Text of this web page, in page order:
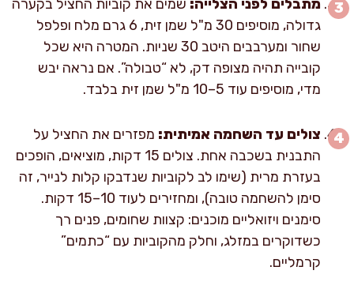
מתבלים לפני הצלייה: שמים את קוביות החציל בקערה
גדולה, מוסיפים 30 מ"ל שמן זית, 6 גרם מלח ופלפל
שחור ומערבבים היטב 30 שניות. המטרה היא שכל
קובייה תהיה מצופה דק, לא “טבולה”. אם נראה יבש
מדי, מוסיפים עוד 5–10 מ"ל שמן זית בלבד.
צולים עד השחמה אמיתית: מפזרים את החציל על
התבנית בשכבה אחת. צולים 15 דקות, מוציאים, הופכים
בעזרת מרית (שימו לב לקוביות שנדבקו קלות לנייר, זה
סימן להשחמה טובה), ומחזירים לעוד 10–15 דקות.
סימנים ויזואליים מוכנים: קצוות שחומים, פנים רך
כשדוקרים במזלג, וחלק מהקוביות עם “כתמים”
קרמליים.